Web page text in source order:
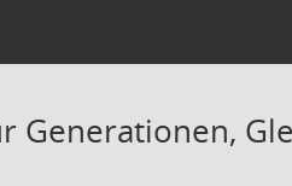
Generationen,